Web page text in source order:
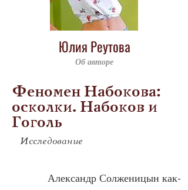
Юлия Реутова
Об авторе
Феномен Набокова:
осколки. Набоков и
Гоголь
Исследование
Александр Солженицын как-